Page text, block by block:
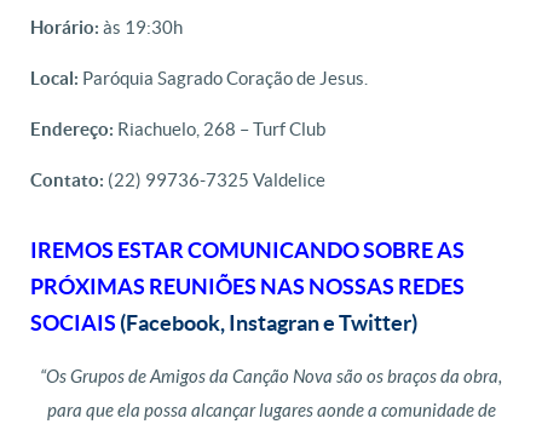
Horário: às 19:30h
Local: Paróquia Sagrado Coração de Jesus.
Endereço: Riachuelo, 268 – Turf Club
Contato: (22) 99736-7325 Valdelice
IREMOS ESTAR COMUNICANDO SOBRE AS
PRÓXIMAS REUNIÕES NAS NOSSAS REDES
SOCIAIS (Facebook, Instagran e Twitter)
“Os Grupos de Amigos da Canção Nova são os braços da obra,
para que ela possa alcançar lugares aonde a comunidade de